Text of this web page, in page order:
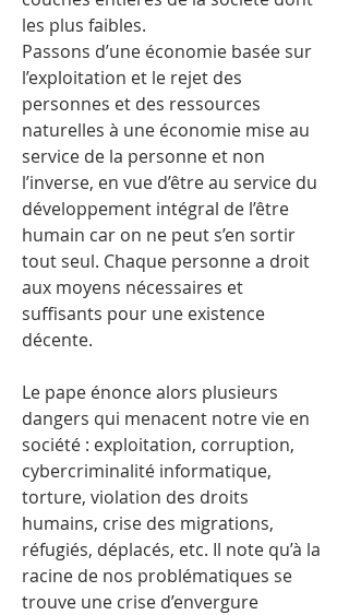
les plus faibles.
Passons d’une économie basée sur
l’exploitation et le rejet des
personnes et des ressources
naturelles à une économie mise au
service de la personne et non
l’inverse, en vue d’être au service du
développement intégral de l’être
humain car on ne peut s’en sortir
tout seul. Chaque personne a droit
aux moyens nécessaires et
suffisants pour une existence
décente.
Le pape énonce alors plusieurs
dangers qui menacent notre vie en
société : exploitation, corruption,
cybercriminalité informatique,
torture, violation des droits
humains, crise des migrations,
réfugiés, déplacés, etc. Il note qu’à la
racine de nos problématiques se
trouve une crise d’envergure